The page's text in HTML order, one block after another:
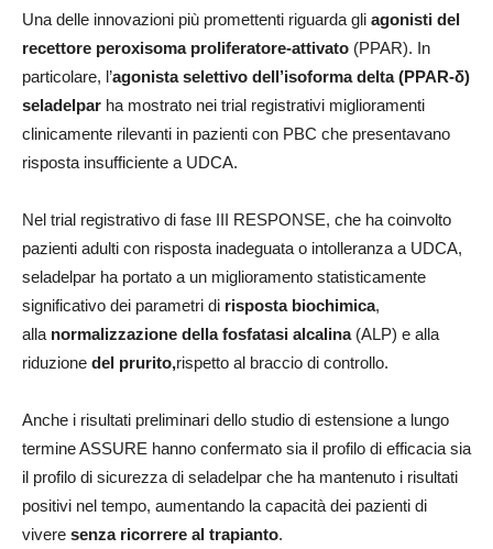
Una delle innovazioni più promettenti riguarda gli agonisti del
recettore peroxisoma proliferatore-attivato (PPAR). In
particolare, l’agonista selettivo dell’isoforma delta (PPAR-δ)
seladelpar ha mostrato nei trial registrativi miglioramenti
clinicamente rilevanti in pazienti con PBC che presentavano
risposta insufficiente a UDCA.
Nel trial registrativo di fase III RESPONSE, che ha coinvolto
pazienti adulti con risposta inadeguata o intolleranza a UDCA,
seladelpar ha portato a un miglioramento statisticamente
significativo dei parametri di risposta biochimica,
alla normalizzazione della fosfatasi alcalina(ALP) e alla
riduzione del prurito,rispetto al braccio di controllo.
Anche i risultati preliminari dello studio di estensione a lungo
termine ASSURE hanno confermato sia il profilo di efficacia sia
il profilo di sicurezza di seladelpar che ha mantenuto i risultati
positivi nel tempo, aumentando la capacità dei pazienti di
vivere senza ricorrere al trapianto.